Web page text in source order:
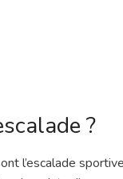
?
l’escalade